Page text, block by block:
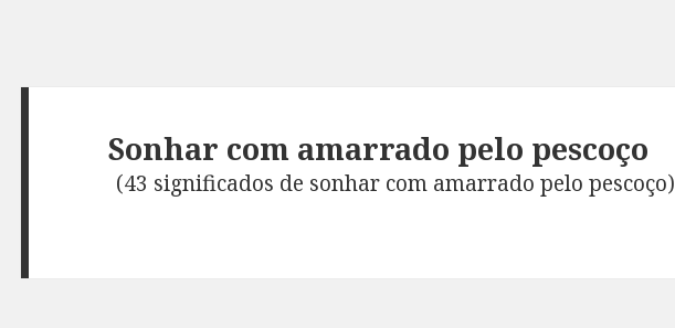
Sonhar com amarrado pelo pescoço
(43 significados de sonhar com amarrado pelo pescoço)